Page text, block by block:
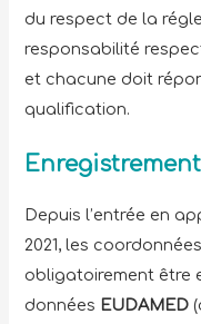
du respect de la
responsabilité
et chacune doit
qualification.
Depuis l’entrée en
2021, les
obligatoirement être
données EUDAMED